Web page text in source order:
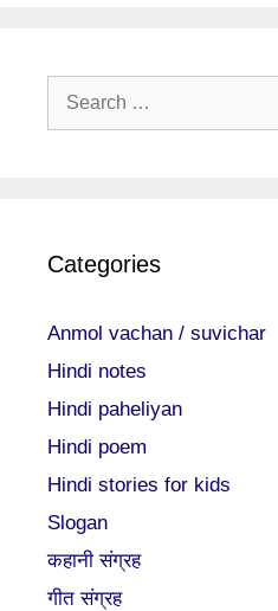
Search
Categories
Anmol vachan / suvichar
Hindi notes
Hindi paheliyan
Hindi poem
Hindi stories for kids
Slogan
कहानी संग्रह
गीत संग्रह